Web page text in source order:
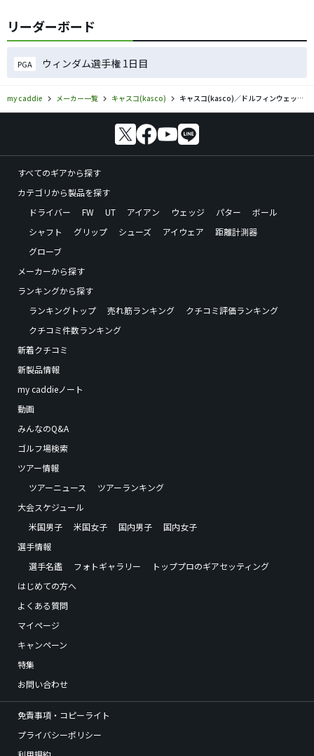
リーダーボード
PGA ウィンダム選手権 1日目
my caddie メーカー一覧 キャスコ(kasco) キャスコ(kasco)／ドルフィンウェッジのゴルフギアの口コミ評価
すべてのギアから探す
カテゴリから製品を探す
ドライバー
FW UT アイアン ウェッジ パター
ボール
シャフト
グリップ シューズ アイウェア
距離計測器
グローブ
メーカーから探す
ランキングから探す
ランキングトップ
売れ筋ランキング
クチコミ評価ランキング
クチコミ件数ランキング
新着クチコミ
新製品情報
my caddieノート
動画
みんなのQ&A
ゴルフ場検索
ツアー情報
ツアーニュース
ツアーランキング
大会スケジュール
米国男子
米国女子 国内男子
国内女子
選手情報
選手名鑑
フォトギャラリー
トッププロのギアセッティング
はじめての方へ
よくある質問
マイページ
キャンペーン
特集
お問い合わせ
免責事項・コピーライト
プライバシーポリシー